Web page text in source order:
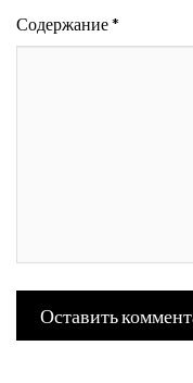
Содержание *
Оставить